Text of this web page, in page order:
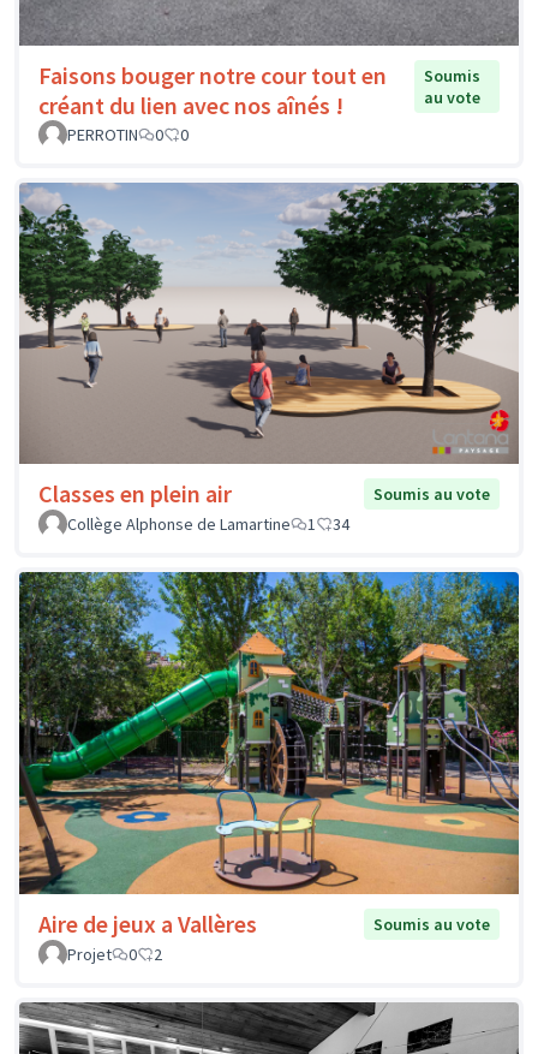
Faisons bouger notre cour tout en
créant du lien avec nos aînés !
Soumis
au vote
PERROTIN
0 0
Classes en plein air
Soumis au vote
Collège Alphonse de Lamartine
1 34
Aire de jeux a Vallères
Soumis au vote
Projet
0 2